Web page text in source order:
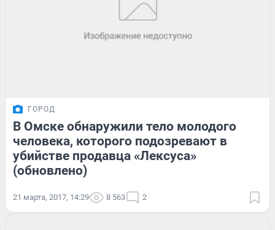
ГОРОД
В Омске обнаружили тело молодого
человека, которого подозревают в
убийстве продавца «Лексуса»
(обновлено)
21 марта, 2017, 14:29 8 563 2